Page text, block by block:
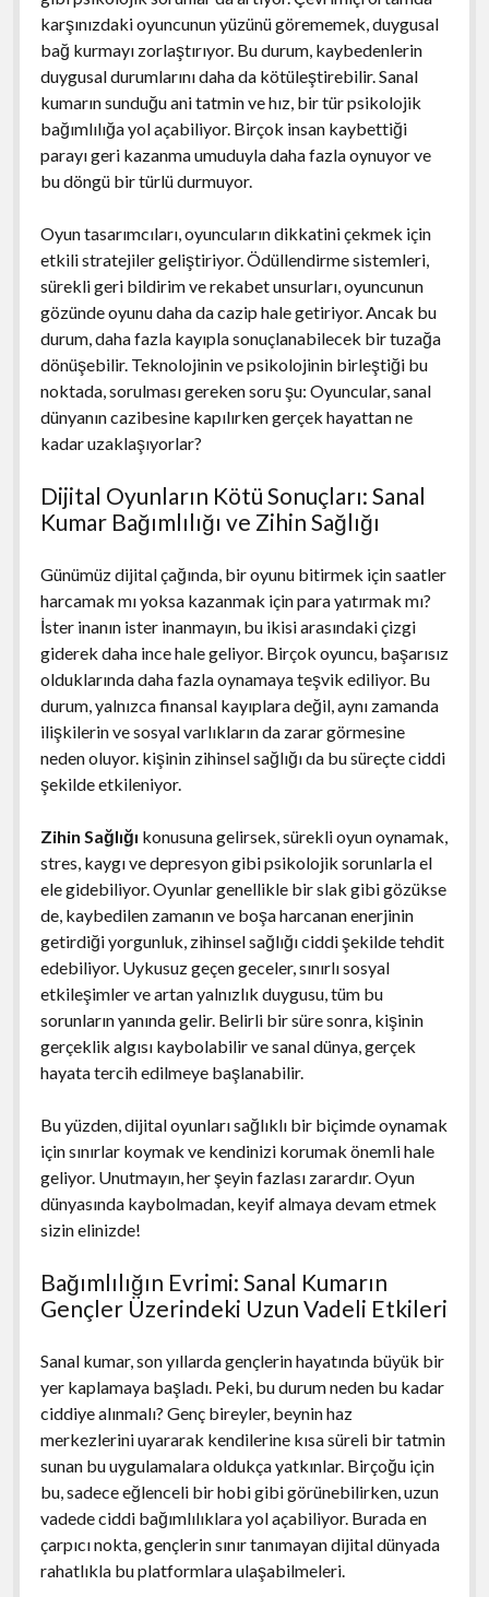
karşınızdaki oyuncunun yüzünü görememek, duygusal
bağ kurmayı zorlaştırıyor. Bu durum, kaybedenlerin
duygusal durumlarını daha da kötüleştirebilir. Sanal
kumarın sunduğu ani tatmin ve hız, bir tür psikolojik
bağımlılığa yol açabiliyor. Birçok insan kaybettiği
parayı geri kazanma umuduyla daha fazla oynuyor ve
bu döngü bir türlü durmuyor.
Oyun tasarımcıları, oyuncuların dikkatini çekmek için
etkili stratejiler geliştiriyor. Ödüllendirme sistemleri,
sürekli geri bildirim ve rekabet unsurları, oyuncunun
gözünde oyunu daha da cazip hale getiriyor. Ancak bu
durum, daha fazla kayıpla sonuçlanabilecek bir tuzağa
dönüşebilir. Teknolojinin ve psikolojinin birleştiği bu
noktada, sorulması gereken soru şu: Oyuncular, sanal
dünyanın cazibesine kapılırken gerçek hayattan ne
kadar uzaklaşıyorlar?
Dijital Oyunların Kötü Sonuçları: Sanal
Kumar Bağımlılığı ve Zihin Sağlığı
Günümüz dijital çağında, bir oyunu bitirmek için saatler
harcamak mı yoksa kazanmak için para yatırmak mı?
İster inanın ister inanmayın, bu ikisi arasındaki çizgi
giderek daha ince hale geliyor. Birçok oyuncu, başarısız
olduklarında daha fazla oynamaya teşvik ediliyor. Bu
durum, yalnızca finansal kayıplara değil, aynı zamanda
ilişkilerin ve sosyal varlıkların da zarar görmesine
neden oluyor. kişinin zihinsel sağlığı da bu süreçte ciddi
şekilde etkileniyor.
Zihin Sağlığı konusuna gelirsek, sürekli oyun oynamak,
stres, kaygı ve depresyon gibi psikolojik sorunlarla el
ele gidebiliyor. Oyunlar genellikle bir slak gibi gözükse
de, kaybedilen zamanın ve boşa harcanan enerjinin
getirdiği yorgunluk, zihinsel sağlığı ciddi şekilde tehdit
edebiliyor. Uykusuz geçen geceler, sınırlı sosyal
etkileşimler ve artan yalnızlık duygusu, tüm bu
sorunların yanında gelir. Belirli bir süre sonra, kişinin
gerçeklik algısı kaybolabilir ve sanal dünya, gerçek
hayata tercih edilmeye başlanabilir.
Bu yüzden, dijital oyunları sağlıklı bir biçimde oynamak
için sınırlar koymak ve kendinizi korumak önemli hale
geliyor. Unutmayın, her şeyin fazlası zarardır. Oyun
dünyasında kaybolmadan, keyif almaya devam etmek
sizin elinizde!
Bağımlılığın Evrimi: Sanal Kumarın
Gençler Üzerindeki Uzun Vadeli Etkileri
Sanal kumar, son yıllarda gençlerin hayatında büyük bir
yer kaplamaya başladı. Peki, bu durum neden bu kadar
ciddiye alınmalı? Genç bireyler, beynin haz
merkezlerini uyararak kendilerine kısa süreli bir tatmin
sunan bu uygulamalara oldukça yatkınlar. Birçoğu için
bu, sadece eğlenceli bir hobi gibi görünebilirken, uzun
vadede ciddi bağımlılıklara yol açabiliyor. Burada en
çarpıcı nokta, gençlerin sınır tanımayan dijital dünyada
rahatlıkla bu platformlara ulaşabilmeleri.